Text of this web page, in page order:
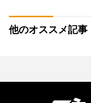
他のオススメ記事